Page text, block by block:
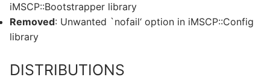
iMSCP::Bootstrapper library
Removed: Unwanted `nofail‘ option in iMSCP::Config
library
DISTRIBUTIONS